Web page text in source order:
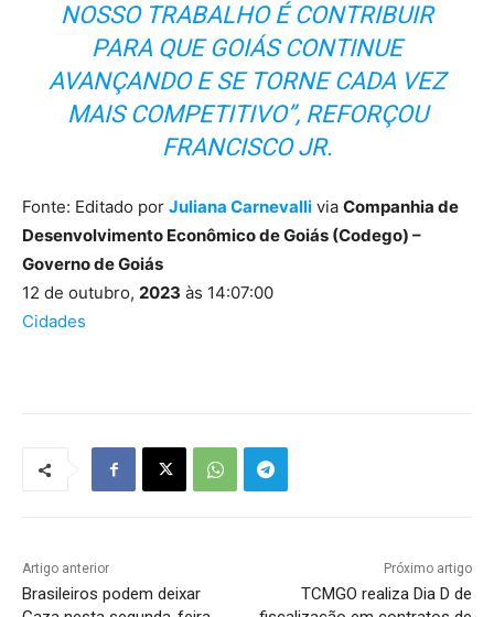
NOSSO TRABALHO É CONTRIBUIR
PARA QUE GOIÁS CONTINUE
AVANÇANDO E SE TORNE CADA VEZ
MAIS COMPETITIVO”, REFORÇOU
FRANCISCO JR.
Fonte: Editado por Juliana Carnevalli via Companhia de
Desenvolvimento Econômico de Goiás (Codego) –
Governo de Goiás
12 de outubro, 2023 às 14:07:00
Cidades
Artigo anterior
Brasileiros podem deixar
Próximo artigo
TCMGO realiza Dia D de